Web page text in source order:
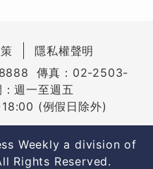
隱私權聲明
傳真：02-2503-
週一至週五
(例假日除外)
Weekly a division of
Rights Reserved.